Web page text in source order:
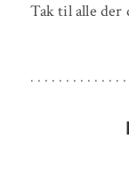
Tak til alle der